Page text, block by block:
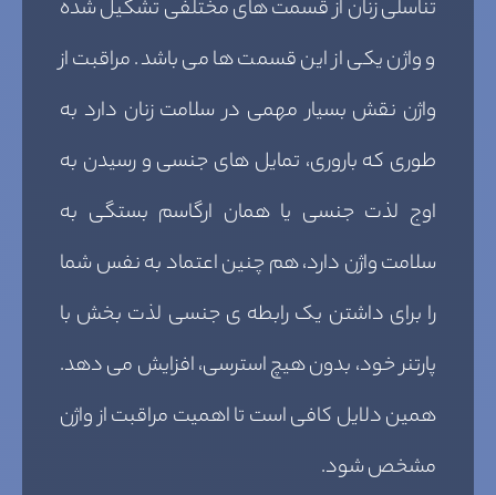
تناسلی زنان از قسمت های مختلفی تشکیل شده
و واژن یکی از این قسمت ها می باشد. مراقبت از
واژن نقش بسیار مهمی در سلامت زنان دارد به
طوری که باروری، تمایل های جنسی و رسیدن به
اوج لذت جنسی یا همان ارگاسم بستگی به
سلامت وا‌ژن دارد، هم چنین اعتماد به نفس شما
را برای داشتن یک رابطه ی جنسی لذت بخش با
پارتنر خود، بدون هیچ استرسی، افزایش می دهد.
همین دلایل کافی است تا اهمیت مراقبت از واژن
مشخص شود.